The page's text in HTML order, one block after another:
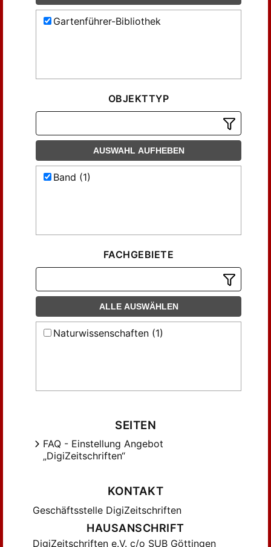
Gartenführer-Bibliothek
OBJEKTTYP
AUSWAHL AUFHEBEN
Band (1)
FACHGEBIETE
ALLE AUSWÄHLEN
Naturwissenschaften (1)
SEITEN
FAQ - Einstellung Angebot
„DigiZeitschriften“
KONTAKT
Geschäftsstelle DigiZeitschriften
HAUSANSCHRIFT
DigiZeitschriften e.V. c/o SUB Göttingen